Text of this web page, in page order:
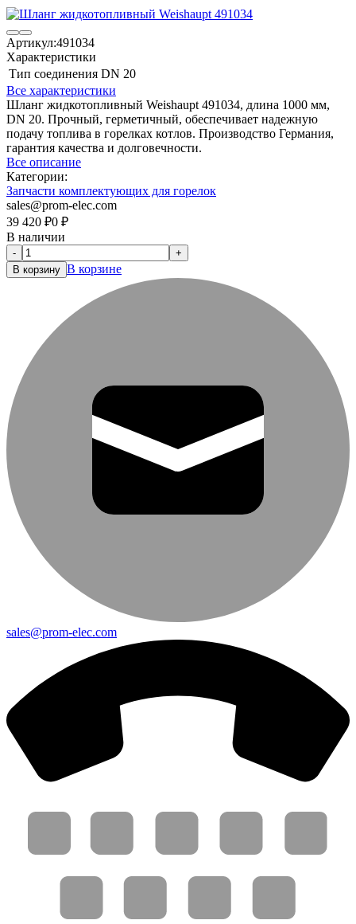
Артикул:491034
Характеристики
Тип соединения DN 20
Все характеристики
Шланг жидкотопливный Weishaupt 491034, длина 1000 мм,
DN 20. Прочный, герметичный, обеспечивает надежную
подачу топлива в горелках котлов. Производство Германия,
гарантия качества и долговечности.
Все описание
Категории:
Запчасти комплектующих для горелок
sales@prom-elec.com
39 420 ₽0 ₽
В наличии
-
+
В корзину В корзине
sales@prom-elec.com